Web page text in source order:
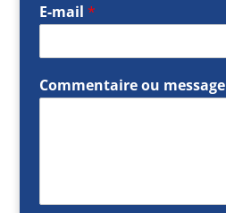
E-mail *
Commentaire ou message